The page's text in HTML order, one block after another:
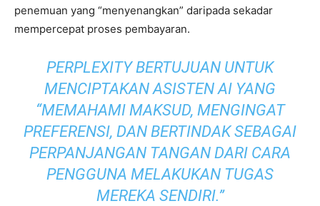
penemuan yang “menyenangkan” daripada sekadar
mempercepat proses pembayaran.
PERPLEXITY BERTUJUAN UNTUK
MENCIPTAKAN ASISTEN AI YANG
“MEMAHAMI MAKSUD, MENGINGAT
PREFERENSI, DAN BERTINDAK SEBAGAI
PERPANJANGAN TANGAN DARI CARA
PENGGUNA MELAKUKAN TUGAS
MEREKA SENDIRI.”